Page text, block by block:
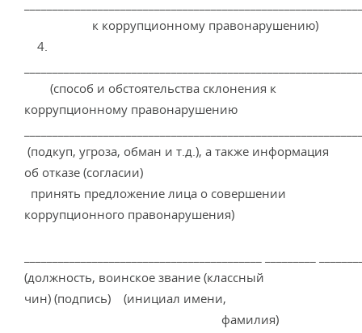
к коррупционному правонарушению)
4.
(способ и обстоятельства склонения к
коррупционному правонарушению
(подкуп, угроза, обман и т.д.), а также информация
об отказе (согласии)
принять предложение лица о совершении
коррупционного правонарушения)
(должность, воинское звание (классный
чин) (подпись) (инициал имени,
фамилия)